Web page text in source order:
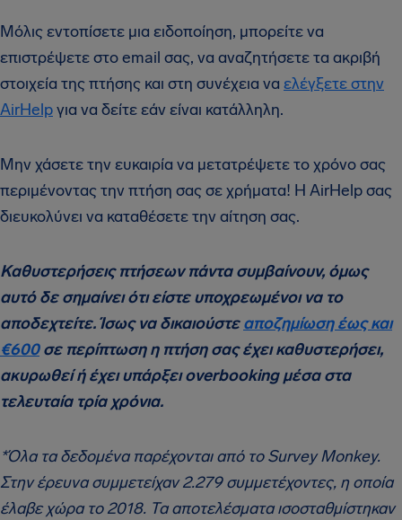
Μόλις εντοπίσετε μια ειδοποίηση, μπορείτε να
επιστρέψετε στο email σας, να αναζητήσετε τα ακριβή
στοιχεία της πτήσης και στη συνέχεια να ελέγξετε στην
AirHelpγια να δείτε εάν είναι κατάλληλη.
Μην χάσετε την ευκαιρία να μετατρέψετε το χρόνο σας
περιμένοντας την πτήση σας σε χρήματα! Η AirHelp σας
διευκολύνει να καταθέσετε την αίτηση σας.
Καθυστερήσεις πτήσεων πάντα συμβαίνουν, όμως
αυτό δε σημαίνει ότι είστε υποχρεωμένοι να το
αποδεχτείτε. Ίσως να δικαιούστεαποζημίωση έως και
€600σε περίπτωση η πτήση σας έχει καθυστερήσει,
ακυρωθεί ή έχει υπάρξει overbooking μέσα στα
τελευταία τρία χρόνια.
*Όλα τα δεδομένα παρέχονται από το Survey Monkey.
Στην έρευνα συμμετείχαν 2.279 συμμετέχοντες, η οποία
έλαβε χώρα το 2018. Τα αποτελέσματα ισοσταθμίστηκαν